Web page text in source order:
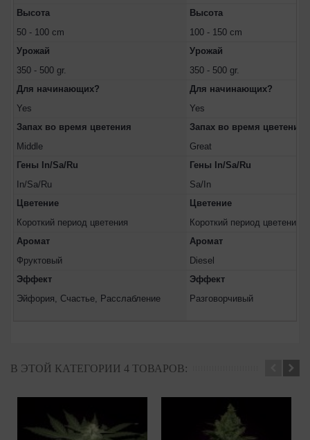
Высота
50 - 100 cm
Высота
100 - 150 cm
Урожай
350 - 500 gr.
Урожай
350 - 500 gr.
Для начинающих?
Yes
Для начинающих?
Yes
Запах во время цветения
Middle
Запах во время цветения
Great
Гены In/Sa/Ru
In/Sa/Ru
Гены In/Sa/Ru
Sa/In
Цветение
Короткий период цветения
Цветение
Короткий период цветения
Аромат
Фруктовый
Аромат
Diesel
Эффект
Эйфория, Счастье, Расслабление
Эффект
Разговорчивый
В ЭТОЙ КАТЕГОРИИ 4 ТОВАРОВ: